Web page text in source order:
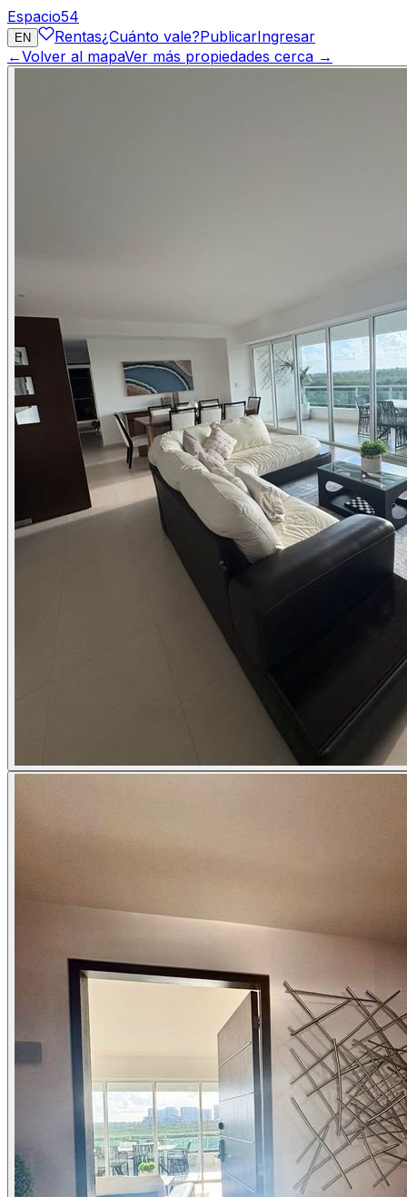
Espacio54
EN Rentas¿Cuánto vale?PublicarIngresar
←Volver al mapaVer más propiedades cerca →